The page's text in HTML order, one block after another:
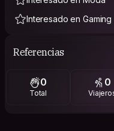
Interesado en Gaming
Referencias
0
Total
0